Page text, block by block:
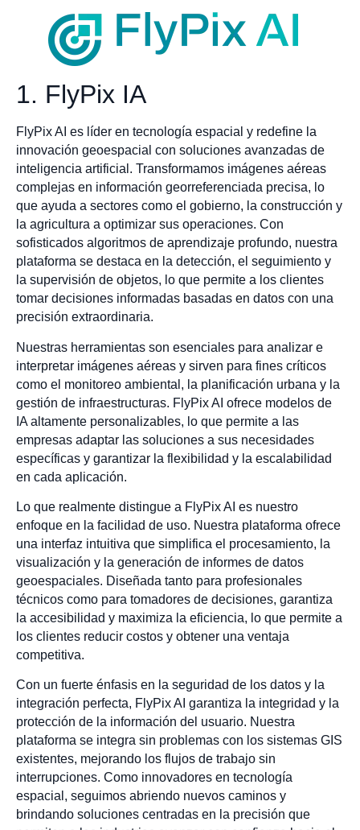
1. FlyPix IA
FlyPix AI es líder en tecnología espacial y redefine la
innovación geoespacial con soluciones avanzadas de
inteligencia artificial. Transformamos imágenes aéreas
complejas en información georreferenciada precisa, lo
que ayuda a sectores como el gobierno, la construcción y
la agricultura a optimizar sus operaciones. Con
sofisticados algoritmos de aprendizaje profundo, nuestra
plataforma se destaca en la detección, el seguimiento y
la supervisión de objetos, lo que permite a los clientes
tomar decisiones informadas basadas en datos con una
precisión extraordinaria.
Nuestras herramientas son esenciales para analizar e
interpretar imágenes aéreas y sirven para fines críticos
como el monitoreo ambiental, la planificación urbana y la
gestión de infraestructuras. FlyPix AI ofrece modelos de
IA altamente personalizables, lo que permite a las
empresas adaptar las soluciones a sus necesidades
específicas y garantizar la flexibilidad y la escalabilidad
en cada aplicación.
Lo que realmente distingue a FlyPix AI es nuestro
enfoque en la facilidad de uso. Nuestra plataforma ofrece
una interfaz intuitiva que simplifica el procesamiento, la
visualización y la generación de informes de datos
geoespaciales. Diseñada tanto para profesionales
técnicos como para tomadores de decisiones, garantiza
la accesibilidad y maximiza la eficiencia, lo que permite a
los clientes reducir costos y obtener una ventaja
competitiva.
Con un fuerte énfasis en la seguridad de los datos y la
integración perfecta, FlyPix AI garantiza la integridad y la
protección de la información del usuario. Nuestra
plataforma se integra sin problemas con los sistemas GIS
existentes, mejorando los flujos de trabajo sin
interrupciones. Como innovadores en tecnología
espacial, seguimos abriendo nuevos caminos y
brindando soluciones centradas en la precisión que